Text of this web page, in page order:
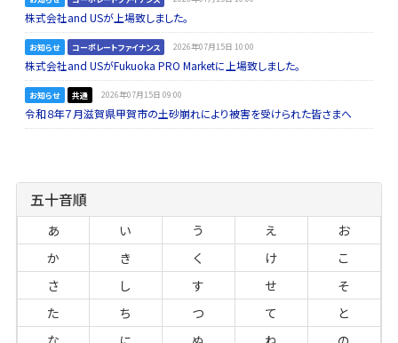
株式会社and USが上場致しました。
お知らせ コーポレートファイナンス 2026年07月15日 10:00
株式会社and USがFukuoka PRO Marketに上場致しました。
お知らせ 共通 2026年07月15日 09:00
令和８年７月滋賀県甲賀市の土砂崩れにより被害を受けられた皆さまへ
五十音順
あ い う え
お
か
き く け
こ
さ
し す せ
そ
た
ち つ て
と